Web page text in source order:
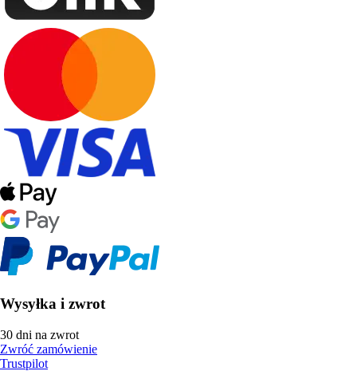
Wysyłka i zwrot
30 dni na zwrot
Zwróć zamówienie
Trustpilot